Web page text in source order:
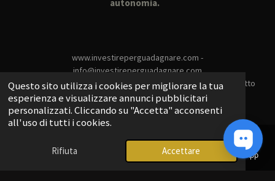
Questo sito utilizza i cookies per migliorare la tua
esperienza e visualizzare annunci pubblicitari
personalizzati. Cliccando su "Accetta" acconsenti
all'uso di tutti i cookies.
Rifiuta Accettare
autonomia.
www.investireperguadagnare.com -
info@investireperguadagnare.com
per analisi:mastropietro@investireperguadagnare.it- contatto
whatsapp+39 324 877 022
Info Abbonamenti: info@investireperguadagnare.com
Investire Per Guadagnare - Nicola Argeo Mastropietro -
Via G Bergomi 18 - 25135 Brescia
Telefono Telegram WhatsApp